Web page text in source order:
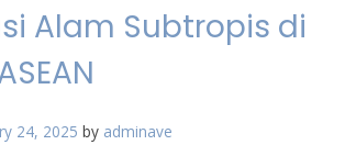
Alam Subtropis di
24, 2025 by adminave